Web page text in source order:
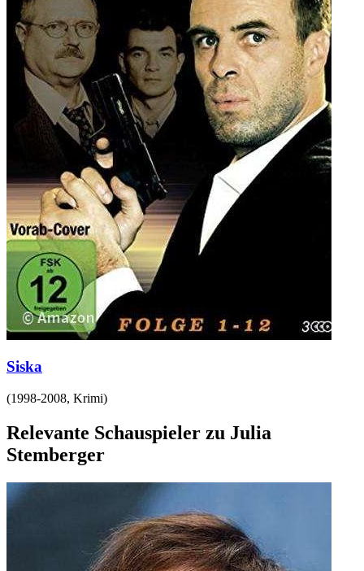
Siska
(1998-2008, Krimi)
Relevante Schauspieler zu Julia
Stemberger